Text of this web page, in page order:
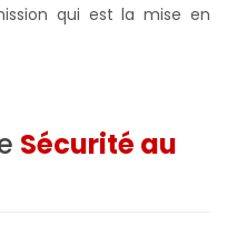
qui est la mise en
Sécurité au